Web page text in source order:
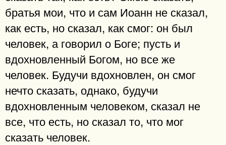
братья мои, что и сам Иоанн не сказал,
как есть, но сказал, как смог: он был
человек, а говорил о Боге; пусть и
вдохновленный Богом, но все же
человек. Будучи вдохновлен, он смог
нечто сказать, однако, будучи
вдохновленным человеком, сказал не
все, что есть, но сказал то, что мог
сказать человек.